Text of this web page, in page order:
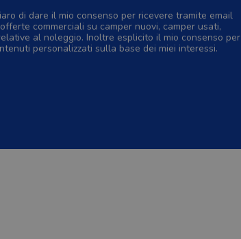
di dare il mio consenso per ricevere tramite email
commerciali su camper nuovi, camper usati,
al noleggio. Inoltre esplicito il mio consenso per
personalizzati sulla base dei miei interessi.